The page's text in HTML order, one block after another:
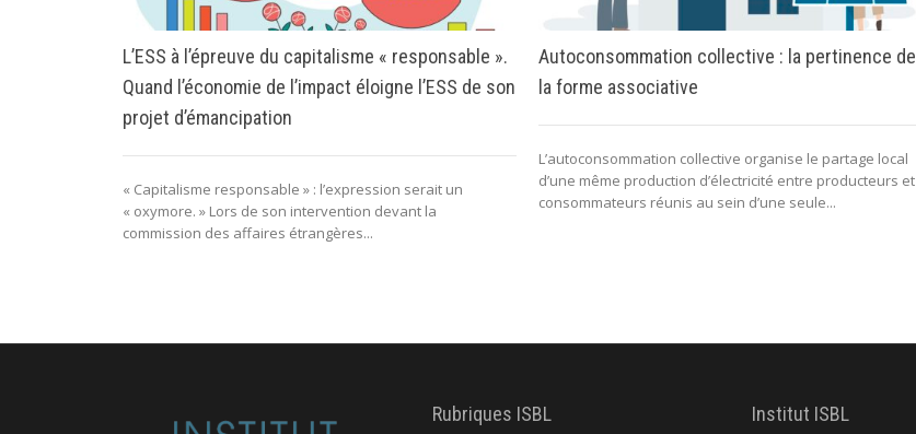
L’ESS à l’épreuve du capitalisme « responsable ».
Quand l’économie de l’impact éloigne l’ESS de son
projet d’émancipation
« Capitalisme responsable » : l’expression serait un
« oxymore. » Lors de son intervention devant la
commission des affaires étrangères...
Autoconsommation collective : la pertinence de
la forme associative
L’autoconsommation collective organise le partage local
d’une même production d’électricité entre producteurs et
consommateurs réunis au sein d’une seule...
Rubriques ISBL Institut ISBL